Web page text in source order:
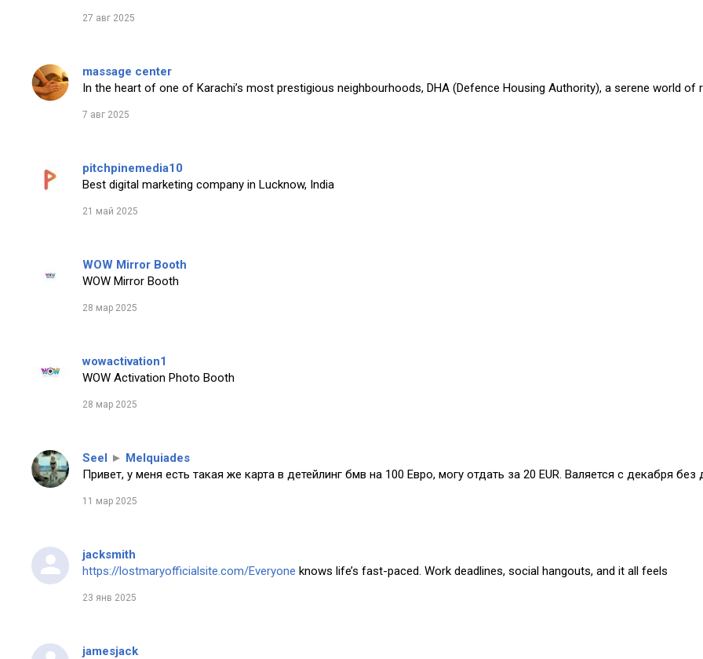
27 авг 2025
massage center
In the heart of one of Karachi’s most prestigious neighbourhoods, DHA (Defence Housing Authority), a serene world of
7 авг 2025
pitchpinemedia10
Best digital marketing company in Lucknow, India
21 май 2025
WOW Mirror Booth
WOW Mirror Booth
28 мар 2025
wowactivation1
WOW Activation Photo Booth
28 мар 2025
Seel ► Melquiades
Привет, у меня есть такая же карта в детейлинг бмв на 100 Евро, могу отдать за 20 EUR. Валяется с декабря без
11 мар 2025
jacksmith
https://lostmaryofficialsite.com/Everyone knows life’s fast-paced. Work deadlines, social hangouts, and it all feels
23 янв 2025
jamesjack